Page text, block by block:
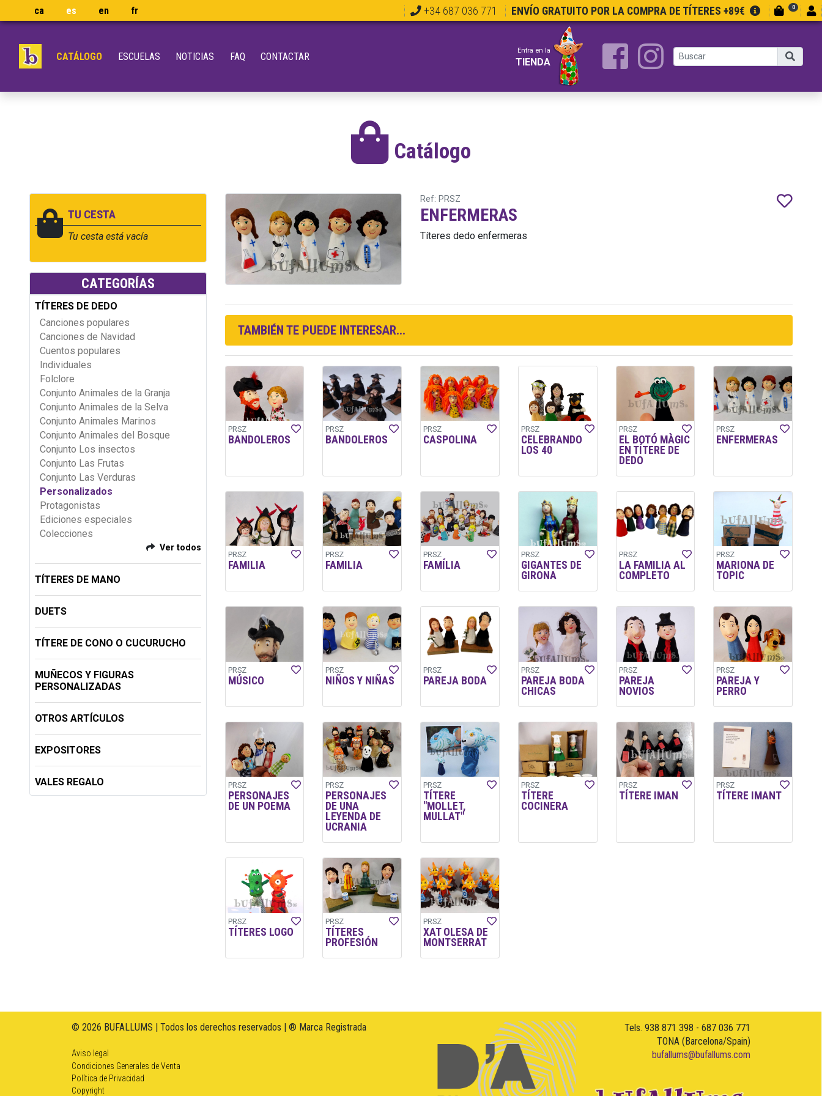
ca es en fr +34 687 036 771 ENVÍO GRATUITO POR LA COMPRA DE TÍTERES +89€ 0
CATÁLOGO ESCUELAS NOTICIAS FAQ CONTACTAR Entra en la
TIENDA
Catálogo
TU CESTA
Tu cesta está vacía
CATEGORÍAS
TÍTERES DE DEDO
Canciones populares
Canciones de Navidad
Cuentos populares
Individuales
Folclore
Conjunto Animales de la Granja
Conjunto Animales de la Selva
Conjunto Animales Marinos
Conjunto Animales del Bosque
Conjunto Los insectos
Conjunto Las Frutas
Conjunto Las Verduras
Personalizados
Protagonistas
Ediciones especiales
Colecciones
Ver todos
TÍTERES DE MANO
DUETS
TÍTERE DE CONO O CUCURUCHO
MUÑECOS Y FIGURAS
PERSONALIZADAS
OTROS ARTÍCULOS
EXPOSITORES
VALES REGALO
Ref: PRSZ
ENFERMERAS
Títeres dedo enfermeras
TAMBIÉN TE PUEDE INTERESAR...
PRSZ
BANDOLEROS
PRSZ
BANDOLEROS
PRSZ
CASPOLINA
PRSZ
CELEBRANDO
LOS 40
PRSZ
EL BOTÓ MÀGIC
EN TÍTERE DE
DEDO
PRSZ
ENFERMERAS
PRSZ
FAMILIA
PRSZ
FAMILIA
PRSZ
FAMÍLIA
PRSZ
GIGANTES DE
GIRONA
PRSZ
LA FAMILIA AL
COMPLETO
PRSZ
MARIONA DE
TOPIC
PRSZ
MÚSICO
PRSZ
NIÑOS Y NIÑAS
PRSZ
PAREJA BODA
PRSZ
PAREJA BODA
CHICAS
PRSZ
PAREJA
NOVIOS
PRSZ
PAREJA Y
PERRO
PRSZ
PERSONAJES
DE UN POEMA
PRSZ
PERSONAJES
DE UNA
LEYENDA DE
UCRANIA
PRSZ
TÍTERE
"MOLLET,
MULLAT"
PRSZ
TÍTERE
COCINERA
PRSZ
TÍTERE IMAN
PRSZ
TÍTERE IMANT
PRSZ
TÍTERES LOGO
PRSZ
TÍTERES
PROFESIÓN
PRSZ
XAT OLESA DE
MONTSERRAT
© 2026 BUFALLUMS | Todos los derechos reservados | ® Marca Registrada
Aviso legal
Condiciones Generales de Venta
Política de Privacidad
Copyright
Tels. 938 871 398 - 687 036 771
TONA (Barcelona/Spain)
bufallums@bufallums.com